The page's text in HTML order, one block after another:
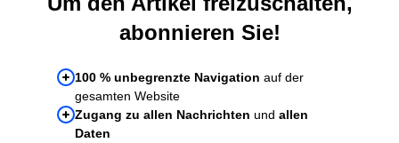
abonnieren Sie!
100 % unbegrenzte Navigation auf der
gesamten Website
Zugang zu allen Nachrichten und allen
Daten